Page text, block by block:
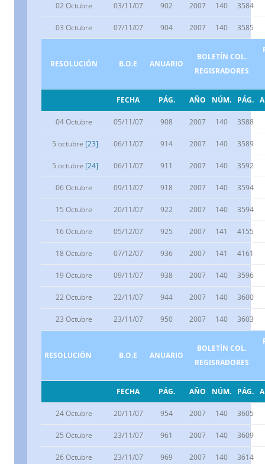
02 Octubre 03/11/07 902 2007 140 3584
03 Octubre 07/11/07 904 2007 140 3585
RESOLUCIÓN B.O.E ANUARIO
BOLETÍN COL.
REGISRADORES
FECHA PÁG. AÑO NÚM. PÁG.
04 Octubre 05/11/07 908 2007 140 3588
5 octubre [23] 06/11/07 914 2007 140 3589
5 octubre [24] 06/11/07 911 2007 140 3592
06 Octubre 09/11/07 918 2007 140 3594
15 Octubre 20/11/07 922 2007 140 3594
16 Octubre 05/12/07 925 2007 141 4155
18 Octubre 07/12/07 936 2007 141 4161
19 Octubre 09/11/07 938 2007 140 3596
22 Octubre 22/11/07 944 2007 140 3600
23 Octubre 23/11/07 950 2007 140 3603
RESOLUCIÓN B.O.E ANUARIO
BOLETÍN COL.
REGISRADORES
FECHA PÁG. AÑO NÚM. PÁG.
24 Octubre 20/11/07 954 2007 140 3605
25 Octubre 23/11/07 961 2007 140 3609
26 Octubre 23/11/07 969 2007 140 3614